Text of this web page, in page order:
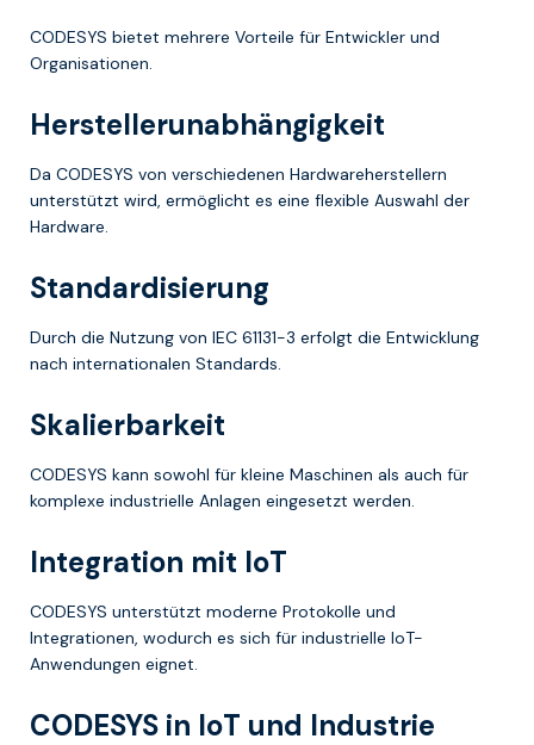
CODESYS bietet mehrere Vorteile für Entwickler und
Organisationen.
Herstellerunabhängigkeit
Da CODESYS von verschiedenen Hardwareherstellern
unterstützt wird, ermöglicht es eine flexible Auswahl der
Hardware.
Standardisierung
Durch die Nutzung von IEC 61131-3 erfolgt die Entwicklung
nach internationalen Standards.
Skalierbarkeit
CODESYS kann sowohl für kleine Maschinen als auch für
komplexe industrielle Anlagen eingesetzt werden.
Integration mit IoT
CODESYS unterstützt moderne Protokolle und
Integrationen, wodurch es sich für industrielle IoT-
Anwendungen eignet.
CODESYS in IoT und Industrie